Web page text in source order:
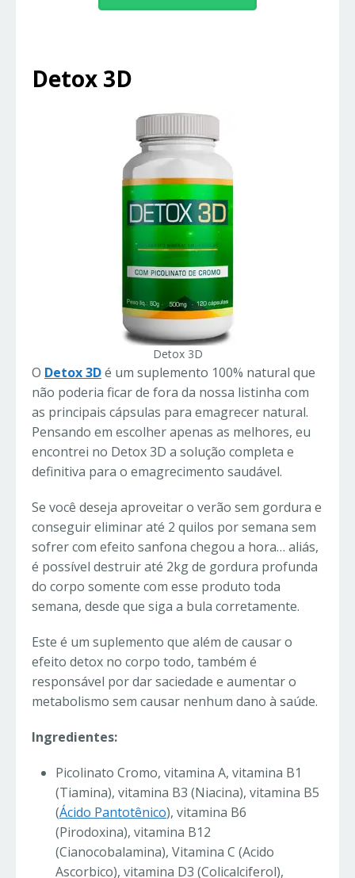
Detox 3D
Detox 3D
O Detox 3Dé um suplemento 100% natural que
não poderia ficar de fora da nossa listinha com
as principais cápsulas para emagrecer natural.
Pensando em escolher apenas as melhores, eu
encontrei no Detox 3D a solução completa e
definitiva para o emagrecimento saudável.
Se você deseja aproveitar o verão sem gordura e
conseguir eliminar até 2 quilos por semana sem
sofrer com efeito sanfona chegou a hora… aliás,
é possível destruir até 2kg de gordura profunda
do corpo somente com esse produto toda
semana, desde que siga a bula corretamente.
Este é um suplemento que além de causar o
efeito detox no corpo todo, também é
responsável por dar saciedade e aumentar o
metabolismo sem causar nenhum dano à saúde.
Ingredientes:
Picolinato Cromo, vitamina A, vitamina B1
(Tiamina), vitamina B3 (Niacina), vitamina B5
(Ácido Pantotênico), vitamina B6
(Pirodoxina), vitamina B12
(Cianocobalamina), Vitamina C (Acido
Ascorbico), vitamina D3 (Colicalciferol),